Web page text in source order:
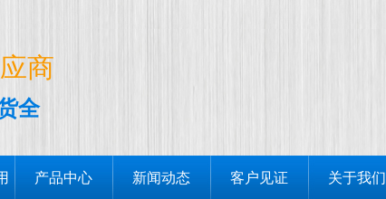
商
全
产品中心 新闻动态 客户见证 关于我们